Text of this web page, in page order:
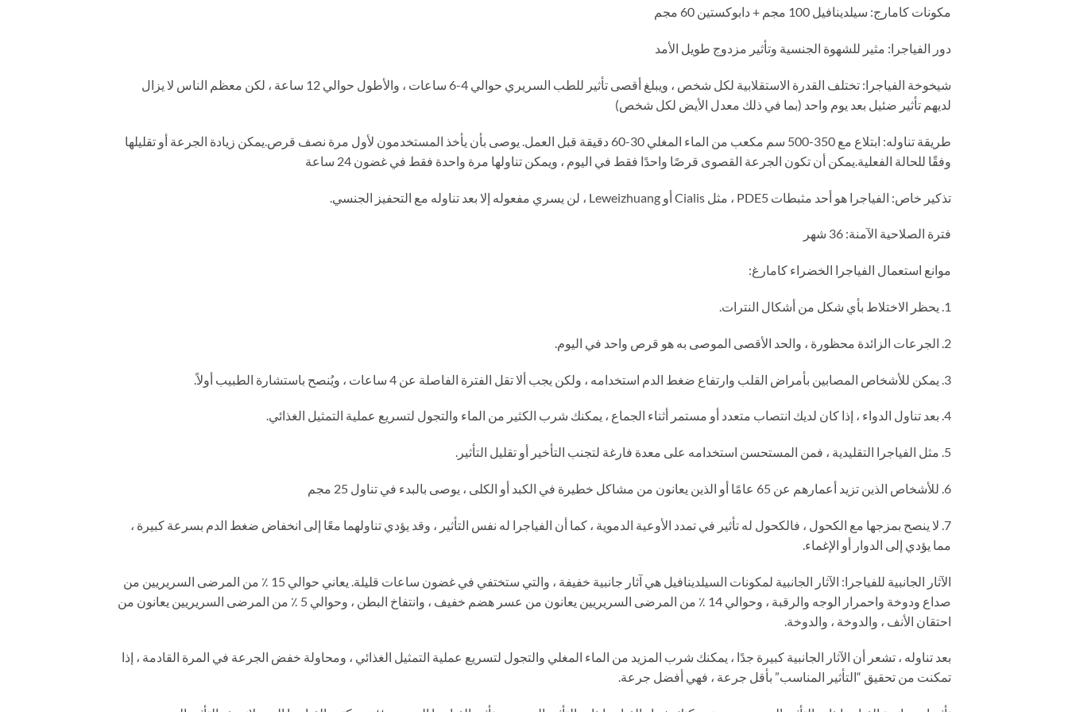
مكونات كامارج: سيلدينافيل 100 مجم + دابوكستين 60 مجم
دور الفياجرا: مثير للشهوة الجنسية وتأثير مزدوج طويل الأمد
شيخوخة الفياجرا: تختلف القدرة الاستقلابية لكل شخص ، ويبلغ أقصى تأثير للطب السريري حوالي 4-6 ساعات ، والأطول حوالي 12 ساعة ، لكن معظم الناس لا يزال
لديهم تأثير ضئيل بعد يوم واحد (بما في ذلك معدل الأيض لكل شخص)
طريقة تناوله: ابتلاع مع 350-500 سم مكعب من الماء المغلي 30-60 دقيقة قبل العمل. يوصى بأن يأخذ المستخدمون لأول مرة نصف قرص.يمكن زيادة الجرعة أو تقليلها
وفقًا للحالة الفعلية.يمكن أن تكون الجرعة القصوى قرصًا واحدًا فقط في اليوم ، ويمكن تناولها مرة واحدة فقط في غضون 24 ساعة
تذكير خاص: الفياجرا هو أحد مثبطات PDE5 ، مثل Cialis أو Leweizhuang ، لن يسري مفعوله إلا بعد تناوله مع التحفيز الجنسي.
فترة الصلاحية الآمنة: 36 شهر
موانع استعمال الفياجرا الخضراء كامارغ:
1. يحظر الاختلاط بأي شكل من أشكال النترات.
2. الجرعات الزائدة محظورة ، والحد الأقصى الموصى به هو قرص واحد في اليوم.
3. يمكن للأشخاص المصابين بأمراض القلب وارتفاع ضغط الدم استخدامه ، ولكن يجب ألا تقل الفترة الفاصلة عن 4 ساعات ، ويُنصح باستشارة الطبيب أولاً.
4. بعد تناول الدواء ، إذا كان لديك انتصاب متعدد أو مستمر أثناء الجماع ، يمكنك شرب الكثير من الماء والتجول لتسريع عملية التمثيل الغذائي.
5. مثل الفياجرا التقليدية ، فمن المستحسن استخدامه على معدة فارغة لتجنب التأخير أو تقليل التأثير.
6. للأشخاص الذين تزيد أعمارهم عن 65 عامًا أو الذين يعانون من مشاكل خطيرة في الكبد أو الكلى ، يوصى بالبدء في تناول 25 مجم
7. لا ينصح بمزجها مع الكحول ، فالكحول له تأثير في تمدد الأوعية الدموية ، كما أن الفياجرا له نفس التأثير ، وقد يؤدي تناولهما معًا إلى انخفاض ضغط الدم بسرعة كبيرة ،
مما يؤدي إلى الدوار أو الإغماء.
الآثار الجانبية للفياجرا: الآثار الجانبية لمكونات السيلدينافيل هي آثار جانبية خفيفة ، والتي ستختفي في غضون ساعات قليلة. يعاني حوالي 15 ٪ من المرضى السريريين من
صداع ودوخة واحمرار الوجه والرقبة ، وحوالي 14 ٪ من المرضى السريريين يعانون من عسر هضم خفيف ، وانتفاخ البطن ، وحوالي 5 ٪ من المرضى السريريين يعانون من
احتقان الأنف ، والدوخة ، والدوخة.
بعد تناوله ، تشعر أن الآثار الجانبية كبيرة جدًا ، يمكنك شرب المزيد من الماء المغلي والتجول لتسريع عملية التمثيل الغذائي ، ومحاولة خفض الجرعة في المرة القادمة ، إذا
تمكنت من تحقيق “التأثير المناسب” بأقل جرعة ، فهي أفضل جرعة.